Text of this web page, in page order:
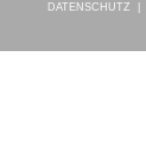
DATENSCHUTZ